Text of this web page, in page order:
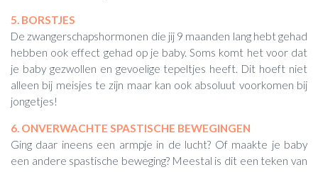
5. BORSTJES
De zwangerschapshormonen die jij 9 maanden lang hebt gehad
hebben ook effect gehad op je baby. Soms komt het voor dat
je baby gezwollen en gevoelige tepeltjes heeft. Dit hoeft niet
alleen bij meisjes te zijn maar kan ook absoluut voorkomen bij
jongetjes!
6. ONVERWACHTE SPASTISCHE BEWEGINGEN
Ging daar ineens een armpje in de lucht? Of maakte je baby
een andere spastische beweging? Meestal is dit een teken van